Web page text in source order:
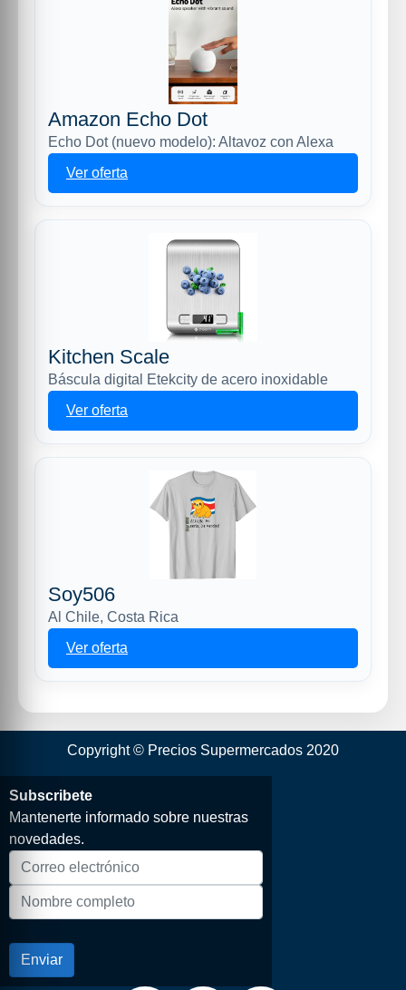
Amazon Echo Dot
Echo Dot (nuevo modelo): Altavoz con Alexa
Ver oferta
Kitchen Scale
Báscula digital Etekcity de acero inoxidable
Ver oferta
Soy506
Al Chile, Costa Rica
Ver oferta
Copyright © Precios Supermercados 2020
Subscribete
Mantenerte informado sobre nuestras
novedades.